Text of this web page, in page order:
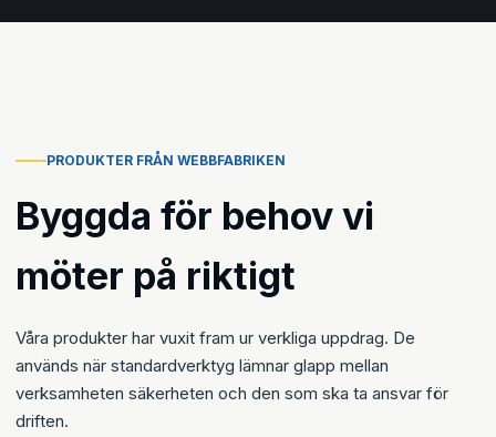
PRODUKTER FRÅN WEBBFABRIKEN
Byggda för behov vi
möter på riktigt
Våra produkter har vuxit fram ur verkliga uppdrag. De
används när standardverktyg lämnar glapp mellan
verksamheten säkerheten och den som ska ta ansvar för
driften.